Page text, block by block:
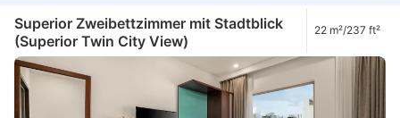
Superior Zweibettzimmer mit Stadtblick
(Superior Twin City View)
22 m²/237 ft²